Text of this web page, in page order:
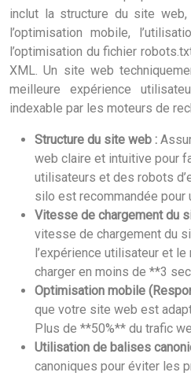
inclut la structure du site
l’optimisation mobile,
l’optimisation du fichier
XML. Un site web
meilleure expérience
indexable par les moteurs de
Structure du site web :
web claire et intuitive pour
utilisateurs et des robots
silo est recommandée pour
Vitesse de chargement du
vitesse de chargement du
l’expérience utilisateur et
charger en moins de **3
Optimisation mobile
que votre site web est
Plus de **50%** du trafic
Utilisation de balises
canoniques pour éviter les